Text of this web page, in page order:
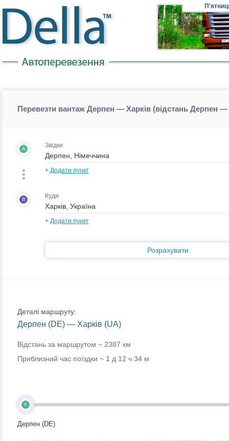
Перевезти вантаж Дерпен — Харків (відстань Дерпен —
A Звідки
+ Додати пункт
B Куди
+ Додати пункт
Розрахувати
Деталі маршруту:
Дерпен (DE) — Харків (UA)
Відстань за маршрутом ~ 2387 км
Приблизний час поїздки ~ 1 д 12 ч 34 м
A
Дерпен (DE)